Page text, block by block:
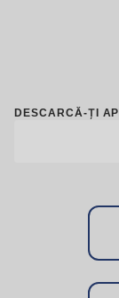
DESCARCĂ-ȚI